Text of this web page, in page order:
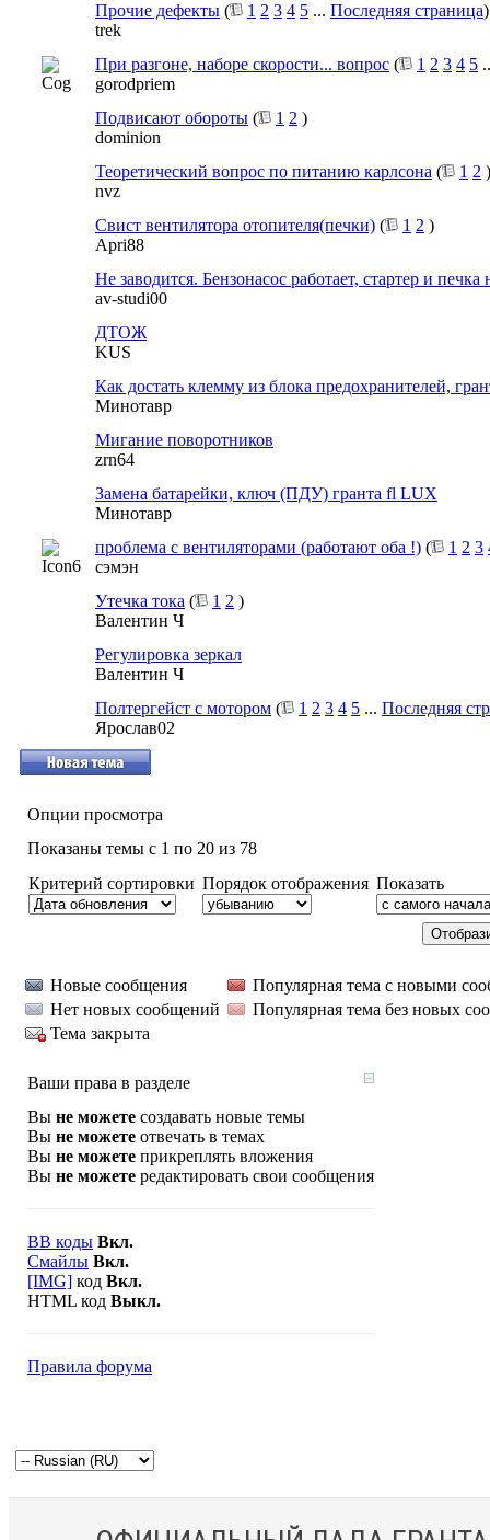
Прочие дефекты ( 1 2 3 4 5 ... Последняя страница)
trek
При разгоне, наборе скорости... вопрос ( 1 2 3 4 5
gorodpriem
Подвисают обороты ( 1 2 )
dominion
Теоретический вопрос по питанию карлсона ( 1 2 )
nvz
Свист вентилятора отопителя(печки) ( 1 2 )
Apri88
Не заводится. Бензонасос работает, стартер и печка
av-studi00
ДТОЖ
KUS
Как достать клемму из блока предохранителей,
Минотавр
Мигание поворотников
zrn64
Замена батарейки, ключ (ПДУ) гранта fl LUX
Минотавр
проблема с вентиляторами (работают оба !) ( 1 2 3
сэмэн
Утечка тока ( 1 2 )
Валентин Ч
Регулировка зеркал
Валентин Ч
Полтергейст с мотором ( 1 2 3 4 5 ... Последняя
Ярослав02
Опции просмотра
Показаны темы с 1 по 20 из 78
Критерий сортировки Порядок отображения Показать
Новые сообщения
Популярная тема с новыми
Нет новых сообщений
Популярная тема без новых
Тема закрыта
Ваши права в разделе
Вы не можете создавать новые темы
Вы не можете отвечать в темах
Вы не можете прикреплять вложения
Вы не можете редактировать свои сообщения
BB коды Вкл.
Смайлы Вкл.
[IMG] код Вкл.
HTML код Выкл.
Правила форума